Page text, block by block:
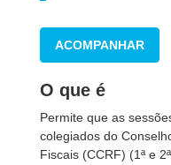
ACOMPANHAR
O que é
Permite que as
colegiados do
Fiscais (CCRF) (1ª e